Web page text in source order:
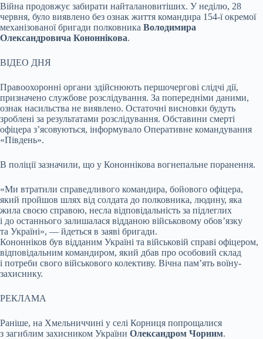
Війна продовжує забирати найталановитіших. У неділю, 28
червня, було виявлено без ознак життя командира 154-ї окремої
механізованої бригади полковника Володимира
Олександровича Кононнікова.
ВІДЕО ДНЯ
Правоохоронні органи здійснюють першочергові слідчі дії,
призначено службове розслідування. За попередніми даними,
ознак насильства не виявлено. Остаточні висновки будуть
зроблені за результатами розслідування. Обставини смерті
офіцера з’ясовуються, інформувало Оперативне командування
«Південь».
В поліції зазначили, що у Кононнікова вогнепальне поранення.
«Ми втратили справедливого командира, бойового офіцера,
який пройшов шлях від солдата до полковника, людину, яка
жила своєю справою, несла відповідальність за підлеглих
і до останнього залишалася відданою військовому обов’язку
та Україні», — йдеться в заяві бригади.
Кононніков був відданим Україні та військовій справі офіцером,
відповідальним командиром, який дбав про особовий склад
і потреби свого військового колективу. Вічна пам’ять воїну-
захиснику.
РЕКЛАМА
Раніше, на Хмельниччині у селі Корниця попрощалися
з загиблим захисником України Олександром Чорним.